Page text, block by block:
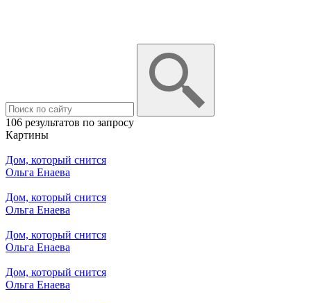
106 результатов по запросу
Картины
Дом, который снится
Ольга Енаева
Дом, который снится
Ольга Енаева
Дом, который снится
Ольга Енаева
Дом, который снится
Ольга Енаева